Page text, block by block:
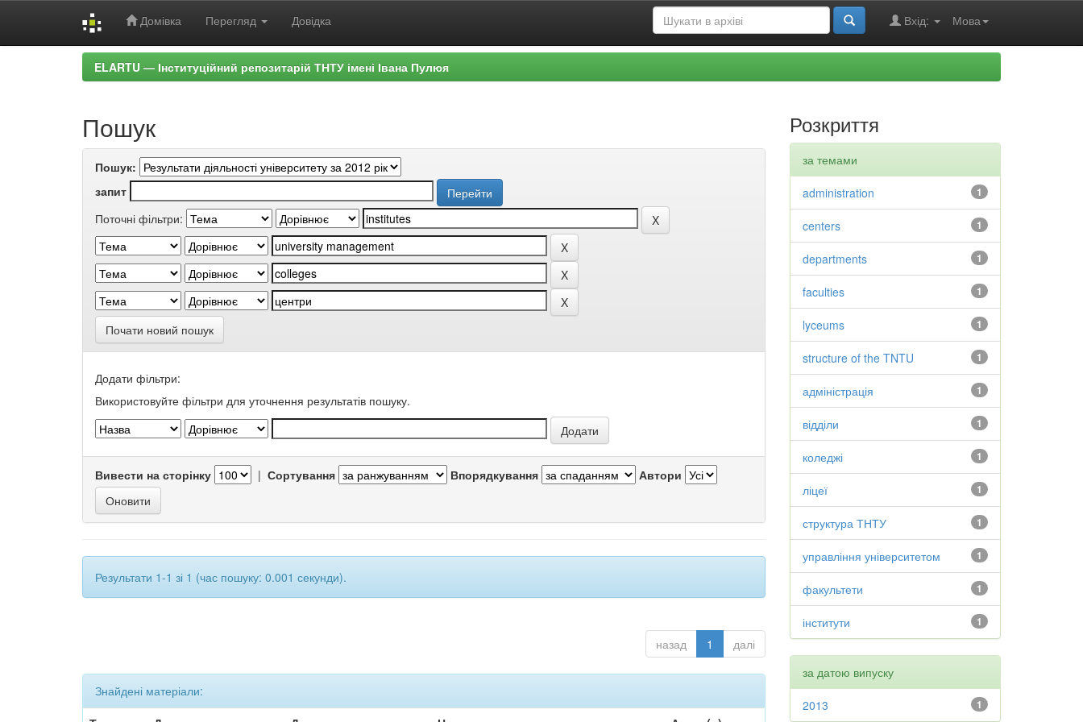
Домівка Перегляд Довідка Мова
Вхід:
ELARTU — Інституційний репозитарій ТНТУ імені Івана Пулюя
Пошук
Пошук:
запит
Поточні фільтри:
Почати новий пошук
Додати фільтри:
Використовуйте фільтри для уточнення результатів пошуку.
Вивести на сторінку | Сортування Впорядкування Автори
Результати 1-1 зі 1 (час пошуку: 0.001 секунди).
назад 1 далі
Знайдені матеріали:
Розкриття
за темами
1
administration
1
centers
1
departments
1
faculties
1
lyceums
1
structure of the TNTU
1
адміністрація
1
відділи
1
коледжі
1
ліцеї
1
структура ТНТУ
1
управління університетом
1
факультети
1
інститути
за датою випуску
1
2013